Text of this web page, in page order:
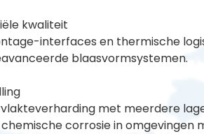
kwaliteit
interfaces en thermische
blaasvormsystemen.
met meerdere
corrosie in omgevingen